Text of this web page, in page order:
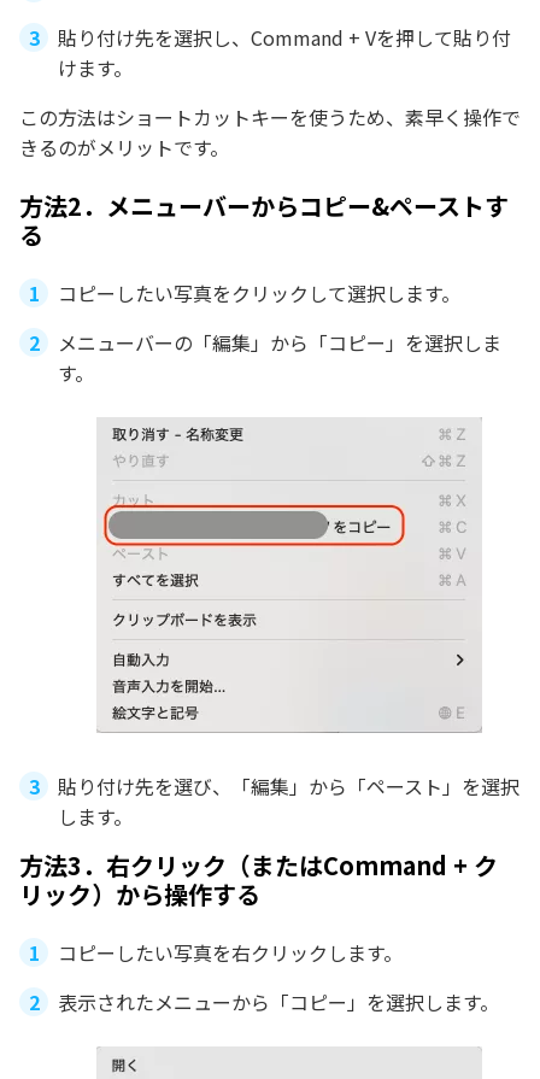
貼り付け先を選択し、Command + Vを押して貼り付
けます。
この方法はショートカットキーを使うため、素早く操作で
きるのがメリットです。
方法2．メニューバーからコピー&ペーストす
る
コピーしたい写真をクリックして選択します。
メニューバーの「編集」から「コピー」を選択しま
す。
貼り付け先を選び、「編集」から「ペースト」を選択
します。
方法3．右クリック（またはCommand + ク
リック）から操作する
コピーしたい写真を右クリックします。
表示されたメニューから「コピー」を選択します。